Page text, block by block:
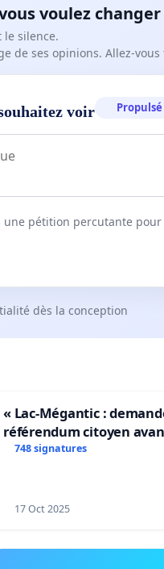
voulez changer
le silence.
de ses opinions. Allez-vous
voir Propulsé
une pétition percutante pour
dès la conception
« Lac-Mégantic :
référendum citoyen
transformation
748 signatures
17 Oct 2025